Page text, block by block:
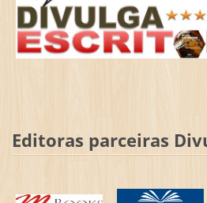
Editoras parceiras